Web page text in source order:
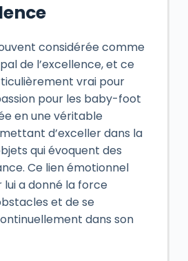
considérée comme
de l’excellence, et ce
vrai pour
pour les baby-foot
en une véritable
d’exceller dans la
qui évoquent des
Ce lien émotionnel
a donné la force
et de se
dans son